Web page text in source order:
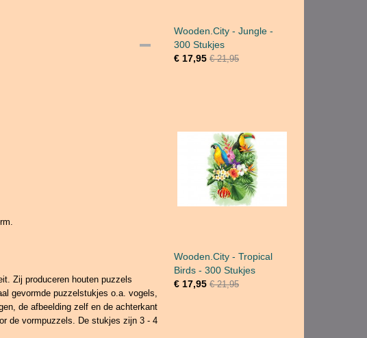
Zij produceren houten puzzels
gevormde puzzelstukjes o.a. vogels,
de afbeelding zelf en de achterkant
de vormpuzzels. De stukjes zijn 3 - 4
Wooden.City - Jungle -
300 Stukjes
€ 17,95 € 21,95
Wooden.City - Tropical
Birds - 300 Stukjes
€ 17,95 € 21,95